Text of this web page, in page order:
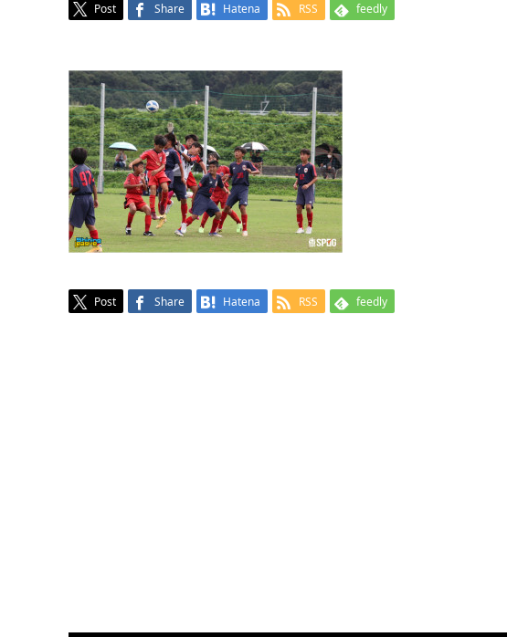
Post Share Hatena RSS feedly
Post Share Hatena RSS feedly